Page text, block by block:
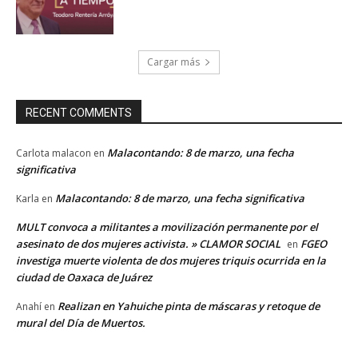
Cargar más
RECENT COMMENTS
Carlota malacon en Malacontando: 8 de marzo, una fecha
significativa
Karla en Malacontando: 8 de marzo, una fecha significativa
MULT convoca a militantes a movilización permanente por el
asesinato de dos mujeres activista. » CLAMOR SOCIAL en FGEO
investiga muerte violenta de dos mujeres triquis ocurrida en la
ciudad de Oaxaca de Juárez
Anahí en Realizan en Yahuiche pinta de máscaras y retoque de
mural del Día de Muertos.